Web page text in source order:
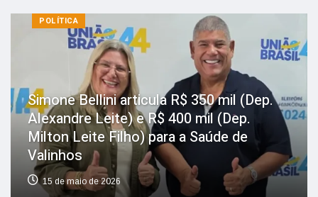
POLÍTICA
Simone Bellini articula R$ 350 mil (Dep.
Alexandre Leite) e R$ 400 mil (Dep.
Milton Leite Filho) para a Saúde de
Valinhos
15 de maio de 2026